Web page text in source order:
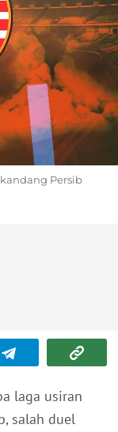
Persib
laga usiran
salah duel